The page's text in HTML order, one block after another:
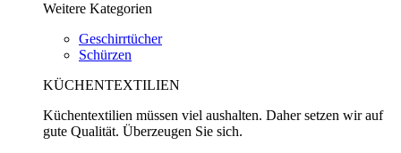
Weitere Kategorien
Geschirrtücher
Schürzen
KÜCHENTEXTILIEN
Küchentextilien müssen viel aushalten. Daher setzen wir auf
gute Qualität. Überzeugen Sie sich.